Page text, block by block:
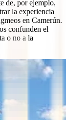
de, por ejemplo,
la experiencia
en Camerún.
confunden el
o no a la